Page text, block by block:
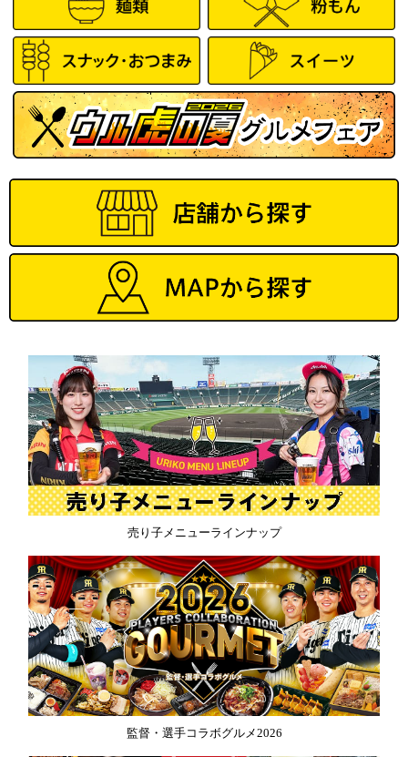
売り子メニューラインナップ
監督・選手コラボグルメ2026